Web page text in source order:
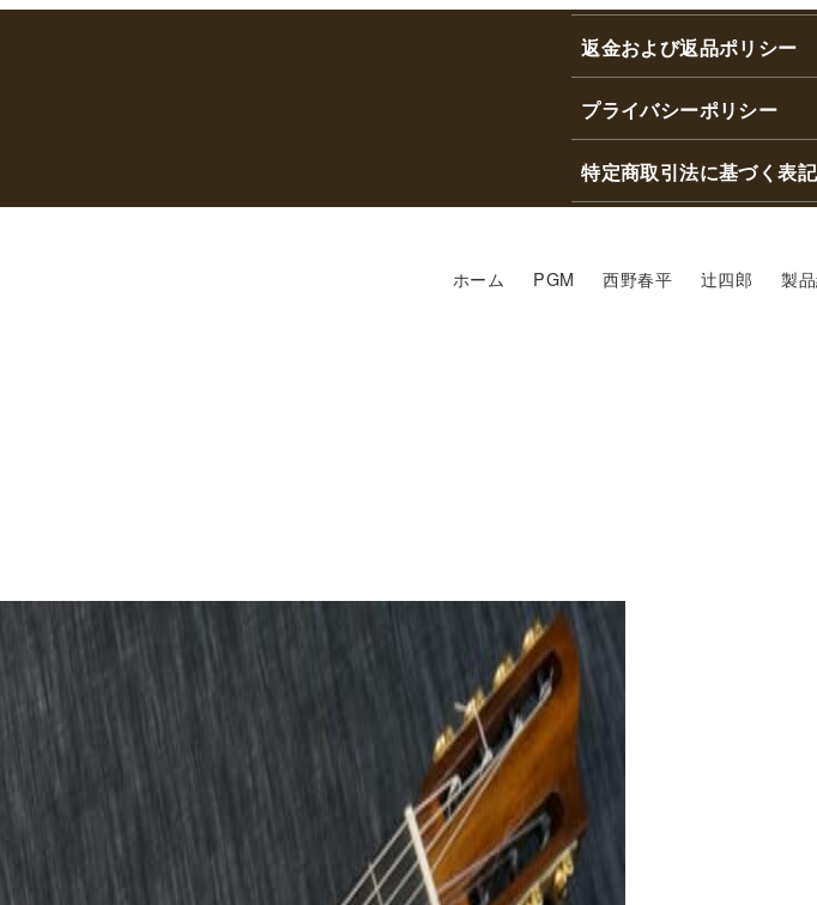
返金および返品ポリシー
プライバシーポリシー
特定商取引法に基づく表記
ホーム PGM 西野春平 辻四郎 製